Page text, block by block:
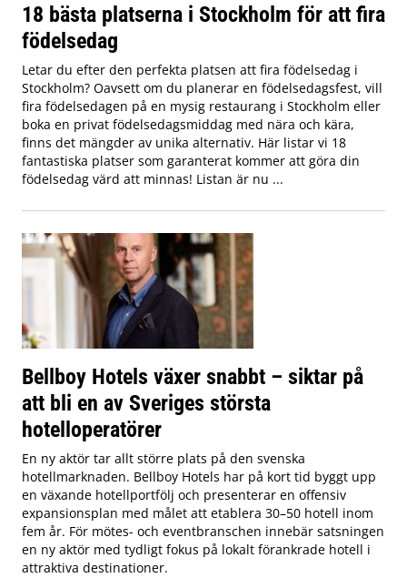
18 bästa platserna i Stockholm för att fira
födelsedag
Letar du efter den perfekta platsen att fira födelsedag i
Stockholm? Oavsett om du planerar en födelsedagsfest, vill
fira födelsedagen på en mysig restaurang i Stockholm eller
boka en privat födelsedagsmiddag med nära och kära,
finns det mängder av unika alternativ. Här listar vi 18
fantastiska platser som garanterat kommer att göra din
födelsedag värd att minnas! Listan är nu ...
Bellboy Hotels växer snabbt – siktar på
att bli en av Sveriges största
hotelloperatörer
En ny aktör tar allt större plats på den svenska
hotellmarknaden. Bellboy Hotels har på kort tid byggt upp
en växande hotellportfölj och presenterar en offensiv
expansionsplan med målet att etablera 30–50 hotell inom
fem år. För mötes- och eventbranschen innebär satsningen
en ny aktör med tydligt fokus på lokalt förankrade hotell i
attraktiva destinationer.